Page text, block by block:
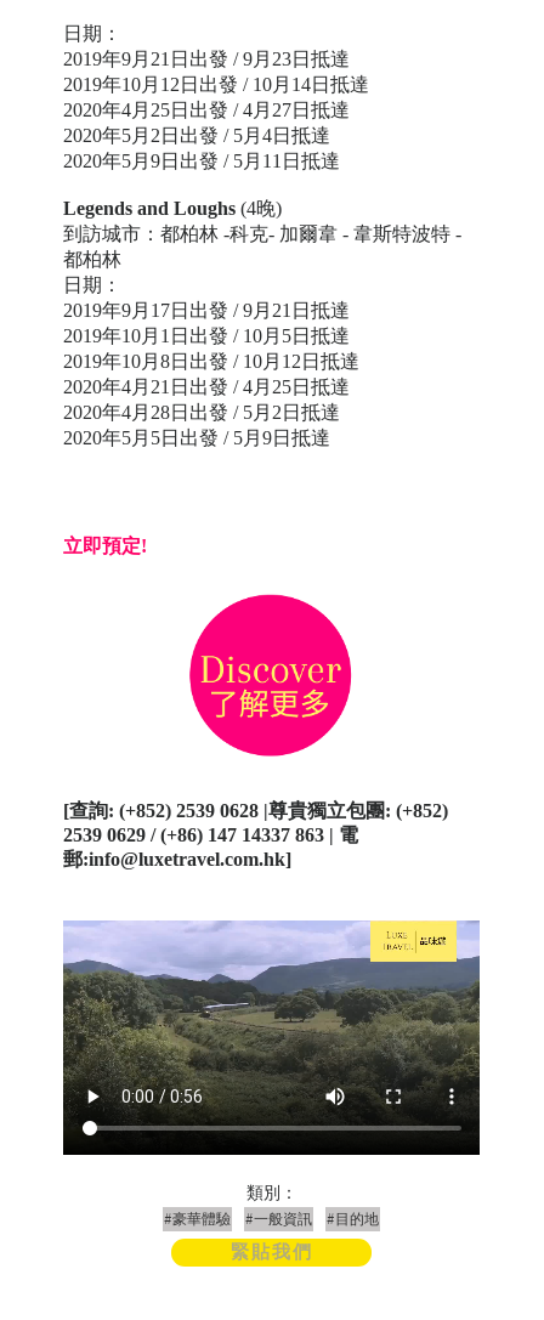
日期：
2019年9月21日出發 / 9月23日抵達
2019年10月12日出發 / 10月14日抵達
2020年4月25日出發 / 4月27日抵達
2020年5月2日出發 / 5月4日抵達
2020年5月9日出發 / 5月11日抵達
Legends and Loughs (4晚)
到訪城市：都柏林 -科克- 加爾韋 - 韋斯特波特 -
都柏林
日期：
2019年9月17日出發 / 9月21日抵達
2019年10月1日出發 / 10月5日抵達
2019年10月8日出發 / 10月12日抵達
2020年4月21日出發 / 4月25日抵達
2020年4月28日出發 / 5月2日抵達
2020年5月5日出發 / 5月9日抵達
立即預定!
[查詢: (+852) 2539 0628 |尊貴獨立包團: (+852)
2539 0629 / (+86) 147 14337 863 | 電
郵:info@luxetravel.com.hk]
類別：
#豪華體驗 #一般資訊 #目的地
緊貼我們